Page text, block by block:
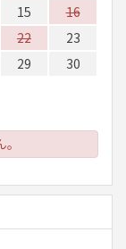
15
16
22
23
29
30